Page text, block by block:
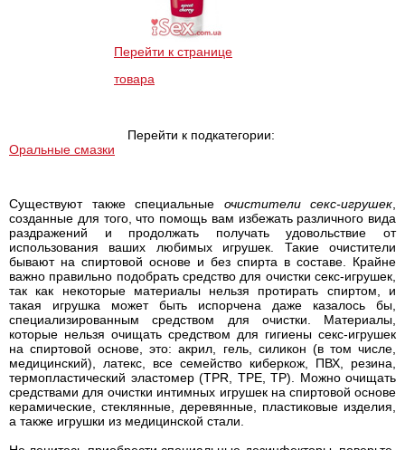
Перейти к странице
товара
Перейти к подкатегории:
Оральные смазки
Существуют также специальные очистители секс-игрушек
созданные для того, что помощь вам избежать различного вида
раздражений и продолжать получать удовольствие от
использования ваших любимых игрушек. Такие очистители
бывают на спиртовой основе и без спирта в составе. Крайне
важно правильно подобрать средство для очистки секс-игрушек,
так как некоторые материалы нельзя протирать спиртом, и
такая игрушка может быть испорчена даже казалось бы,
специализированным средством для очистки. Материалы,
которые нельзя очищать средством для гигиены секс-игрушек
на спиртовой основе, это: акрил, гель, силикон (в том числе,
медицинский), латекс, все семейство киберкож, ПВХ, резина,
термопластический эластомер (TPR, TPE, TP). Можно очищать
средствами для очистки интимных игрушек на спиртовой основе
керамические, стеклянные, деревянные, пластиковые изделия,
а также игрушки из медицинской стали.